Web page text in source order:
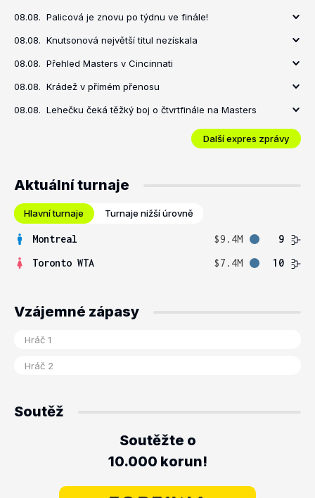
08.08. Palicová je znovu po týdnu ve finále!
08.08. Knutsonová největší titul nezískala
08.08. Přehled Masters v Cincinnati
08.08. Krádež v přímém přenosu
08.08. Lehečku čeká těžký boj o čtvrtfinále na Masters
Další expres zprávy
Aktuální turnaje
Hlavní turnaje Turnaje nižší úrovně
Montreal $9.4M
9
Toronto WTA
$7.4M 10
Vzájemné zápasy
Soutěž
Soutěžte o
10.000 korun!